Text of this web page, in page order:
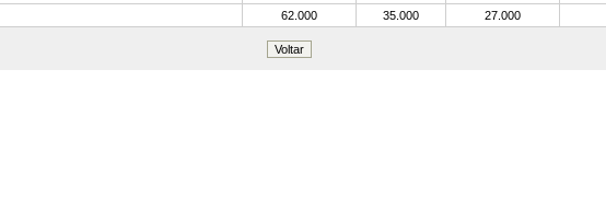
62.000 35.000 27.000